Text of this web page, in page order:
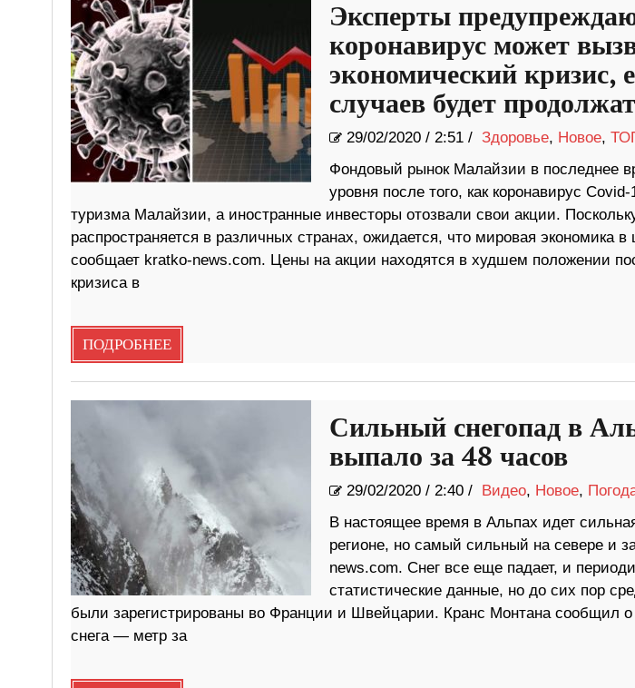
Эксперты
коронавирус может
экономический кризис,
случаев будет
29/02/2020/ 2:51 / Здоровье, Новое,
Фондовый рынок Малайзии в последнее
уровня после того, как коронавирус
туризма Малайзии, а иностранные инвесторы отозвали свои акции.
распространяется в различных странах, ожидается, что мировая экономика
сообщает kratko-news.com. Цены на акции находятся в худшем положении
кризиса в
ПОДРОБНЕЕ
Сильный снегопад в
выпало за 48 часов
29/02/2020/ 2:40 / Видео, Новое,
В настоящее время в Альпах идет
регионе, но самый сильный на севере и
news.com. Снег все еще падает, и
статистические данные, но до сих пор
были зарегистрированы во Франции и Швейцарии. Кранс Монтана сообщил
снега — метр за